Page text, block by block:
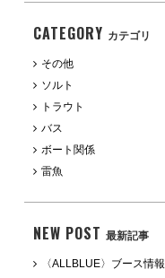
CATEGORY カテゴリ
その他
ソルト
トラウト
バス
ボート関係
雷魚
NEW POST 最新記事
〈ALLBLUE〉ブース情報